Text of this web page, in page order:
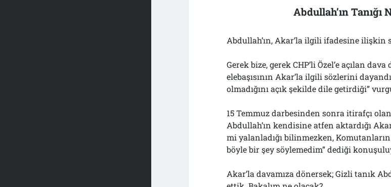
Abdullah’ın Tanığı
Abdullah’ın, Akar’la ilgili ifadesine ilişkin
Gerek bize, gerek CHP’li Özel’e açılan
elebaşısının Akar’la ilgili sözlerini
olmadığını açık şekilde dile getirdiği”
15 Temmuz darbesinden sonra itirafçı
Abdullah’ın kendisine atfen aktardığı
mi yalanladığı bilinmezken, Komutanların
böyle bir şey söylemedim” dediği
Akar’la davamıza dönersek; Gizli tanık